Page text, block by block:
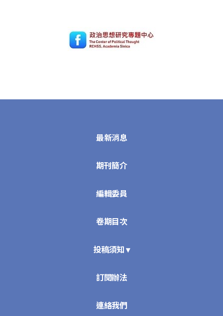
最新消息
期刊簡介
編輯委員
卷期目次
投稿須知 ▾
訂閱辦法
連絡我們